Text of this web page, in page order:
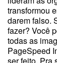
transformou
darem falso.
fazer? Você
todas as
PageSpeed
ser feito. Pra